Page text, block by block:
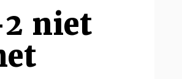
niet